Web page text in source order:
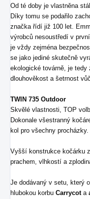
Od té doby je vlastněna
Díky tomu se podařilo
značka řídí již 100 let.
výrobců nesoustředí v
je vždy zejména
se jako jediné skutečně
ekologické továrně, je
dlouhověkost a šetrnost
TWIN 735 Outdoor
Skvělé vlastnosti, TOP
Dokonale všestranný
kol pro všechny procházky.
Vyšší konstrukce kočárku
prachem, vlhkostí a
Je dodávaný v setu, který
hlubokou korbu Carrycot a